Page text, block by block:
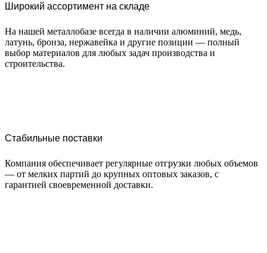
Широкий ассортимент на складе
На нашей металлобазе всегда в наличии алюминий, медь,
латунь, бронза, нержавейка и другие позиции — полный
выбор материалов для любых задач производства и
строительства.
Стабильные поставки
Компания обеспечивает регулярные отгрузки любых объемов
— от мелких партий до крупных оптовых заказов, с
гарантией своевременной доставки.